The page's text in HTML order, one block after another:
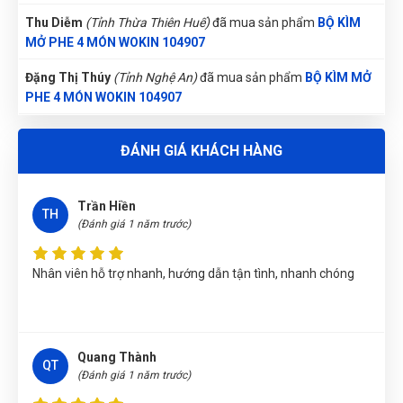
Thu Diễm (Tỉnh Thừa Thiên Huế)đã mua sản phẩm BỘ KÌM
MỞ PHE 4 MÓN WOKIN 104907
Đặng Thị Thúy (Tỉnh Nghệ An)đã mua sản phẩm BỘ KÌM MỞ
PHE 4 MÓN WOKIN 104907
Phùng Bảo Ngọc(Thành phố Đà Nẵng)purchaseBỘ KÌM MỞ
PHE 4 MÓN WOKIN 104907
MỞ PHE 4 MÓN WOKIN 104907
MỞ PHE 4 MÓN WOKIN 104907
Nguyễn Thị Vân Anh (Tỉnh Thái Nguyên)
KÌM MỞ PHE 4 MÓN WOKIN 104907
ĐÁNH GIÁ KHÁCH HÀNG
(Đánh giá 1 năm trước)
TH
Trần Hiền
(Đánh giá 1 năm trước)
Nhân viên hỗ trợ nhanh, hướng dẫn tận tình, nhanh chóng
QT
Quang Thành
(Đánh giá 1 năm trước)